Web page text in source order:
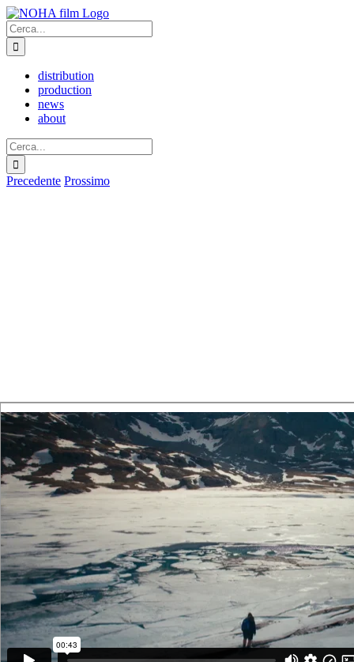
Salta
al
contenuto
Cerca
per:
distribution
production
news
about
Cerca
per:
Precedente Prossimo